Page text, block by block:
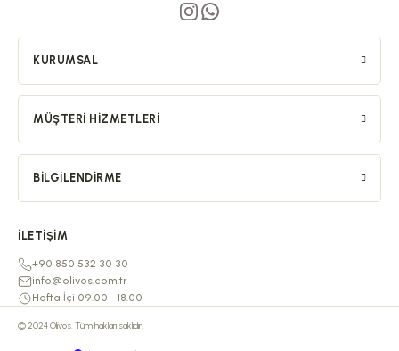
KURUMSAL
MÜŞTERI HIZMETLERI
BILGILENDIRME
İLETIŞIM
+90 850 532 30 30
info@olivos.com.tr
Hafta İçi 09.00 - 18.00
© 2024 Olivos. Tüm hakları saklıdır.